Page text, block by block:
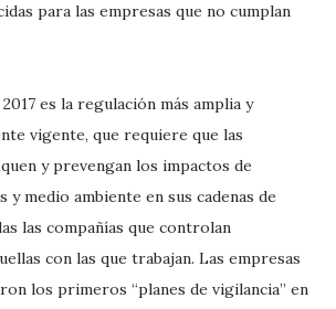
para las empresas que no cumplan
es la regulación más amplia y
vigente, que requiere que las
y prevengan los impactos de
y medio ambiente en sus cadenas de
las compañías que controlan
con las que trabajan. Las empresas
los primeros “planes de vigilancia” en